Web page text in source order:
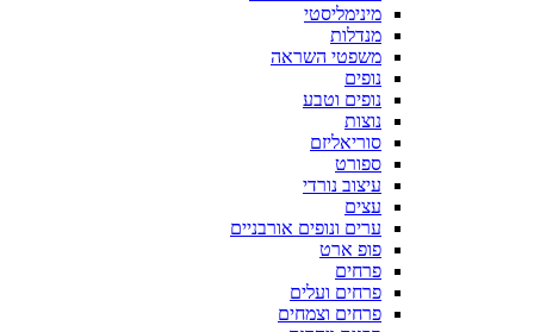
מינימליסטי
מנדלות
משפטי השראה
נופים
נופים וטבע
נוצות
סוריאליזם
ספורט
עיצוב נורדי
עצים
ערים ונופים אורבניים
פופ ארט
פרחים
פרחים ועלים
פרחים וצמחים